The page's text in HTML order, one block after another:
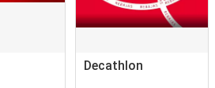
Decathlon